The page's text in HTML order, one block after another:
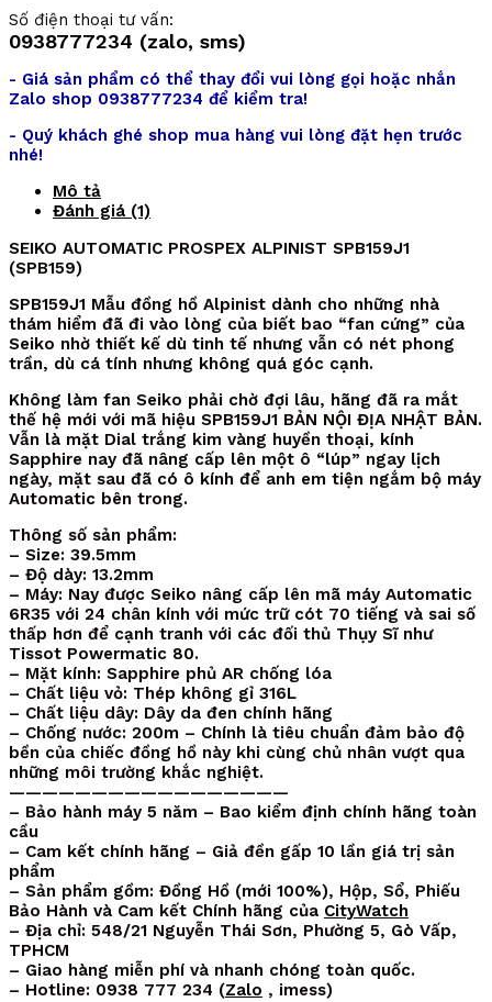
Số điện thoại tư vấn:
0938777234 (zalo, sms)
- Giá sản phẩm có thể thay đổi vui lòng gọi hoặc nhắn
Zalo shop 0938777234 để kiểm tra!
- Quý khách ghé shop mua hàng vui lòng đặt hẹn trước
nhé!
Mô tả
Đánh giá (1)
SEIKO AUTOMATIC PROSPEX ALPINIST SPB159J1
(SPB159)
SPB159J1 Mẫu đồng hồ Alpinist dành cho những nhà
thám hiểm đã đi vào lòng của biết bao “fan cứng” của
Seiko nhờ thiết kế dù tinh tế nhưng vẫn có nét phong
trần, dù cá tính nhưng không quá góc cạnh.
Không làm fan Seiko phải chờ đợi lâu, hãng đã ra mắt
thế hệ mới với mã hiệu SPB159J1 BẢN NỘI ĐỊA NHẬT BẢN.
Vẫn là mặt Dial trắng kim vàng huyền thoại, kính
Sapphire nay đã nâng cấp lên một ô “lúp” ngay lịch
ngày, mặt sau đã có ô kính để anh em tiện ngắm bộ máy
Automatic bên trong.
Thông số sản phẩm:
– Size: 39.5mm
– Độ dày: 13.2mm
– Máy: Nay được Seiko nâng cấp lên mã máy Automatic
6R35 với 24 chân kính với mức trữ cót 70 tiếng và sai số
thấp hơn để cạnh tranh với các đối thủ Thụy Sĩ như
Tissot Powermatic 80.
– Mặt kính: Sapphire phủ AR chống lóa
– Chất liệu vỏ: Thép không gỉ 316L
– Chất liệu dây: Dây da đen chính hãng
– Chống nước: 200m – Chính là tiêu chuẩn đảm bảo độ
bền của chiếc đồng hồ này khi cùng chủ nhân vượt qua
những môi trường khắc nghiệt.
—————————————————
– Bảo hành máy 5 năm – Bao kiểm định chính hãng toàn
cầu
– Cam kết chính hãng – Giả đền gấp 10 lần giá trị sản
phẩm
– Sản phẩm gồm: Đồng Hồ (mới 100%), Hộp, Sổ, Phiếu
Bảo Hành và Cam kết Chính hãng của CityWatch
– Địa chỉ: 548/21 Nguyễn Thái Sơn, Phường 5, Gò Vấp,
TPHCM
– Giao hàng miễn phí và nhanh chóng toàn quốc.
– Hotline: 0938 777 234 (Zalo , imess)